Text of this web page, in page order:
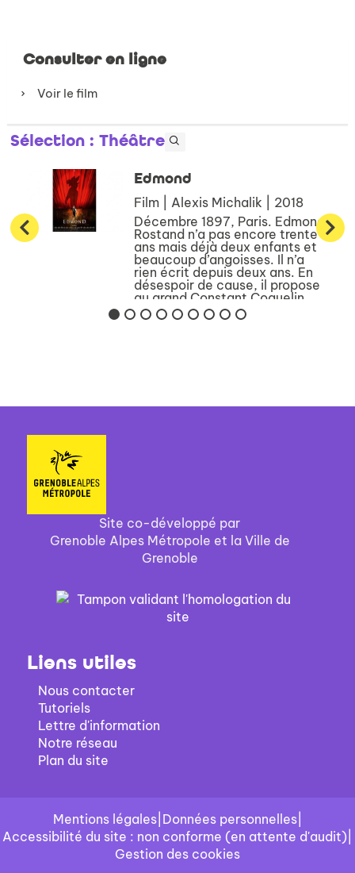
Consulter en ligne
Voir le film
Sélection : Théâtre
Edmond
Film | Alexis Michalik | 2018
Décembre 1897, Paris. Edmond
Rostand n’a pas encore trente
ans mais déjà deux enfants et
beaucoup d’angoisses. Il n’a
rien écrit depuis deux ans. En
désespoir de cause, il propose
au grand Constant Coquelin
une pièce nouvelle, une...
Site co-développé par
Grenoble Alpes Métropole et la Ville de
Grenoble
Liens utiles
Nous contacter
Tutoriels
Lettre d'information
Notre réseau
Plan du site
Mentions légales| Données personnelles|
Accessibilité du site : non conforme (en attente d'audit)
Gestion des cookies